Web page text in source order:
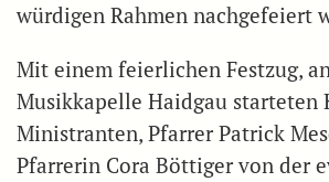
würdigen Rahmen nachgefeiert
Mit einem feierlichen Festzug,
Musikkapelle Haidgau starteten
Ministranten, Pfarrer Patrick
Pfarrerin Cora Böttiger von der